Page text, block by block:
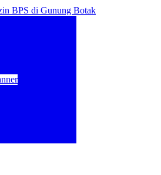
BPS di Gunung Botak